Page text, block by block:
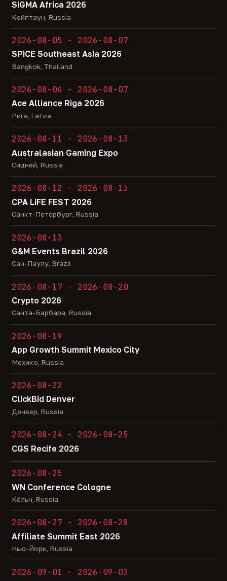
SiGMA Africa 2026
Кейптаун, Russia
2026-08-05 - 2026-08-07
SPiCE Southeast Asia 2026
Bangkok, Thailand
2026-08-06 - 2026-08-07
Ace Alliance Riga 2026
Рига, Latvia
2026-08-11 - 2026-08-13
Australasian Gaming Expo
Сидней, Russia
2026-08-12 - 2026-08-13
CPA LiFE FEST 2026
Санкт-Петербург, Russia
2026-08-13
G&M Events Brazil 2026
Сан-Паулу, Brazil
2026-08-17 - 2026-08-20
Crypto 2026
Санта-Барбара, Russia
2026-08-19
App Growth Summit Mexico City
Мехико, Russia
2026-08-22
ClickBid Denver
Денвер, Russia
2026-08-24 - 2026-08-25
CGS Recife 2026
2026-08-25
WN Conference Cologne
Кёльн, Russia
2026-08-27 - 2026-08-28
Affiliate Summit East 2026
Нью-Йорк, Russia
2026-09-01 - 2026-09-03